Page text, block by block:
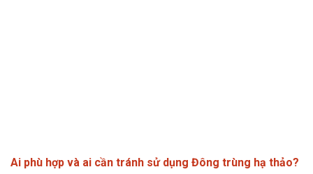
Ai phù hợp và ai cần tránh sử dụng Đông trùng hạ thảo?